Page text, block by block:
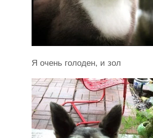
Я очень голоден, и зол